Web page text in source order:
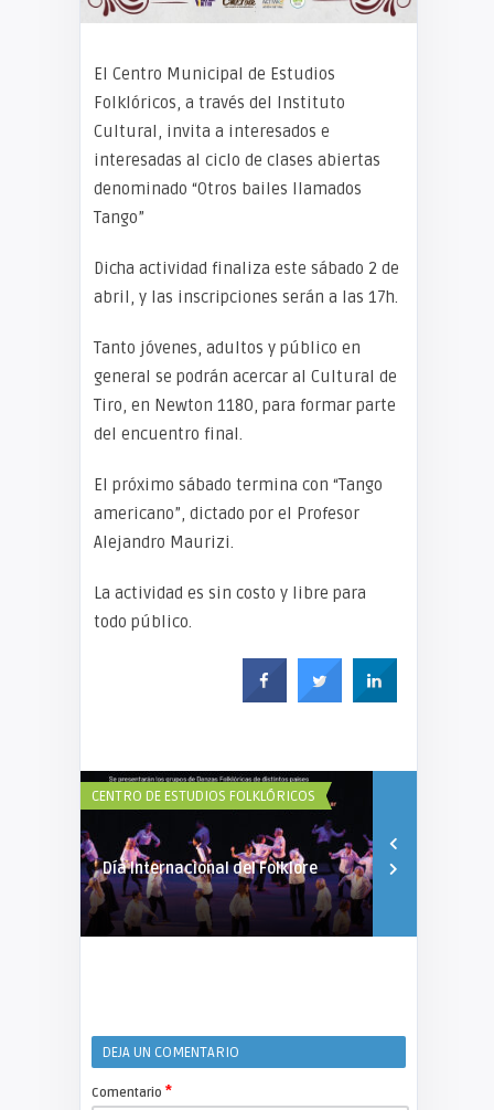
El Centro Municipal de Estudios
Folklóricos, a través del Instituto
Cultural, invita a interesados e
interesadas al ciclo de clases abiertas
denominado “Otros bailes llamados
Tango”
Dicha actividad finaliza este sábado 2 de
abril, y las inscripciones serán a las 17h.
Tanto jóvenes, adultos y público en
general se podrán acercar al Cultural de
Tiro, en Newton 1180, para formar parte
del encuentro final.
El próximo sábado termina con “Tango
americano”, dictado por el Profesor
Alejandro Maurizi.
La actividad es sin costo y libre para
todo público.
CENTRO DE ESTUDIOS FOLKLÓRICOS
Día Internacional del Folklore
DEJA UN COMENTARIO
Comentario *